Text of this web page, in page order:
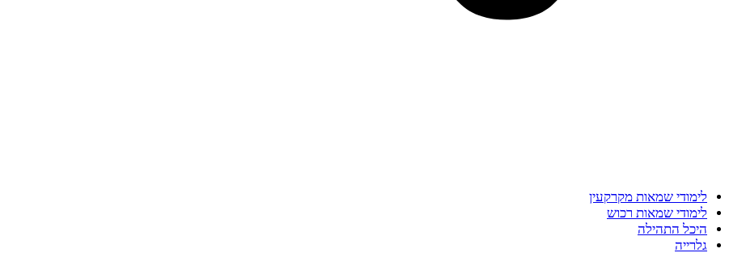
לימודי שמאות מקרקעין
לימודי שמאות רכוש
היכל התהילה
גלרייה